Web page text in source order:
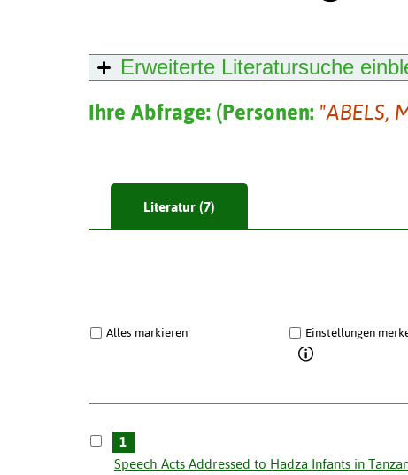
Erweiterte Literatursuche
Ihre Abfrage: (Personen: "ABELS,
Literatur (7)
Alles markieren Einstellungen
1
Speech Acts Addressed to Hadza Infants in